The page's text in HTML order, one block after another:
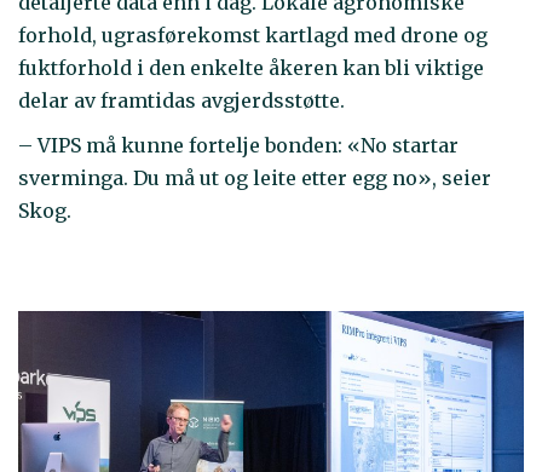
forhold, ugrasførekomst kartlagd med drone og
fuktforhold i den enkelte åkeren kan bli viktige
delar av framtidas avgjerdsstøtte.
– VIPS må kunne fortelje bonden: «No startar
sverminga. Du må ut og leite etter egg no», seier
Skog.